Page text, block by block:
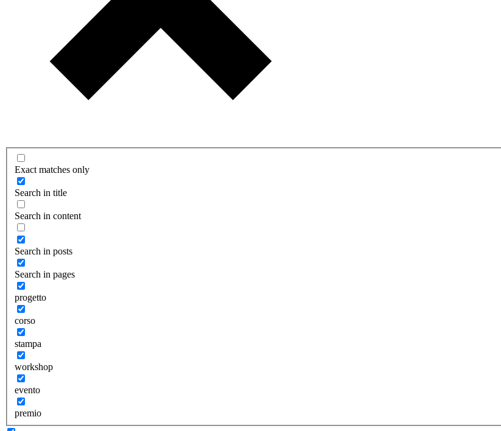
Exact matches only
Search in title
Search in content
Search in posts
Search in pages
progetto
corso
stampa
workshop
evento
premio